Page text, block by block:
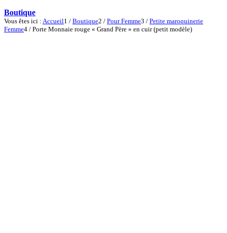
Boutique
Vous êtes ici : Accueil1 / Boutique2 / Pour Femme3 / Petite maroquinerie
Femme4 / Porte Monnaie rouge « Grand Père » en cuir (petit modèle)